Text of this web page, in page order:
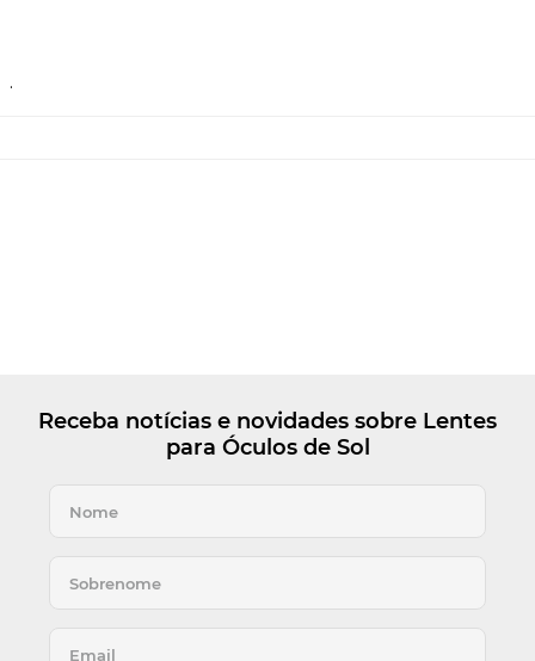
.
Receba notícias e novidades sobre Lentes
para Óculos de Sol